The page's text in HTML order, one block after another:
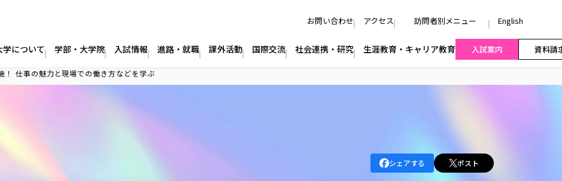
お問い合わせ アクセス 訪問者別メニュー English
学について 学部・大学院 入試情報 進路・就職 課外活動 国際交流 社会連携・研究 生涯教育・キャリア教育 入試案内 資料請
！ 仕事の魅力と現場での働き方などを学ぶ
シェアする ポスト